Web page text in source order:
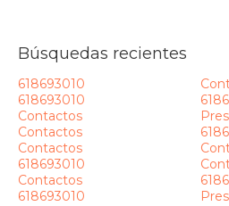
Búsquedas recientes
618693010
618693010
Contactos
Contactos
Contactos
618693010
Contactos
618693010